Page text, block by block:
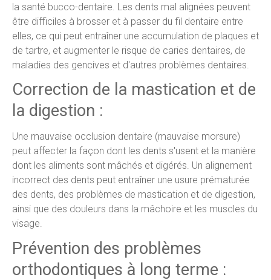
la santé bucco-dentaire. Les dents mal alignées peuvent
être difficiles à brosser et à passer du fil dentaire entre
elles, ce qui peut entraîner une accumulation de plaques et
de tartre, et augmenter le risque de caries dentaires, de
maladies des gencives et d'autres problèmes dentaires.
Correction de la mastication et de
la digestion :
Une mauvaise occlusion dentaire (mauvaise morsure)
peut affecter la façon dont les dents s'usent et la manière
dont les aliments sont mâchés et digérés. Un alignement
incorrect des dents peut entraîner une usure prématurée
des dents, des problèmes de mastication et de digestion,
ainsi que des douleurs dans la mâchoire et les muscles du
visage.
Prévention des problèmes
orthodontiques à long terme :